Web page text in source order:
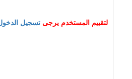
لتقييم المستخدم يرجى تسجيل